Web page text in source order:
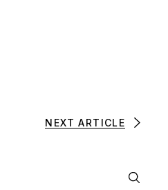
NEXT ARTICLE